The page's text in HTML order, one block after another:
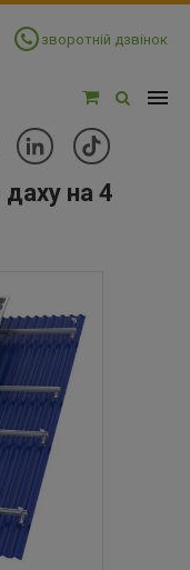
зворотній дзвінок
на 4